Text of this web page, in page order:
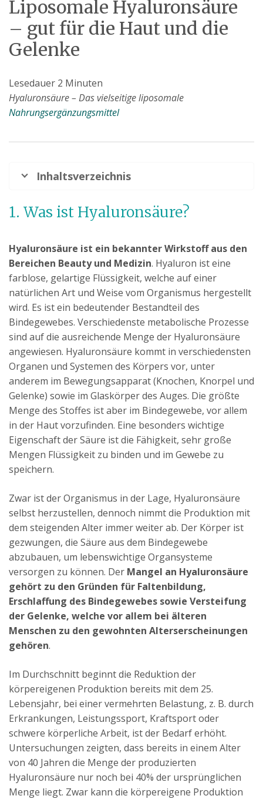
Liposomale Hyaluronsäure
– gut für die Haut und die
Gelenke
Lesedauer 2 Minuten
Hyaluronsäure – Das vielseitige liposomale
Nahrungsergänzungsmittel
Inhaltsverzeichnis
1. Was ist Hyaluronsäure?
Hyaluronsäure ist ein bekannter Wirkstoff aus den
Bereichen Beauty und Medizin. Hyaluron ist eine
farblose, gelartige Flüssigkeit, welche auf einer
natürlichen Art und Weise vom Organismus hergestellt
wird. Es ist ein bedeutender Bestandteil des
Bindegewebes. Verschiedenste metabolische Prozesse
sind auf die ausreichende Menge der Hyaluronsäure
angewiesen. Hyaluronsäure kommt in verschiedensten
Organen und Systemen des Körpers vor, unter
anderem im Bewegungsapparat (Knochen, Knorpel und
Gelenke) sowie im Glaskörper des Auges. Die größte
Menge des Stoffes ist aber im Bindegewebe, vor allem
in der Haut vorzufinden. Eine besonders wichtige
Eigenschaft der Säure ist die Fähigkeit, sehr große
Mengen Flüssigkeit zu binden und im Gewebe zu
speichern.
Zwar ist der Organismus in der Lage, Hyaluronsäure
selbst herzustellen, dennoch nimmt die Produktion mit
dem steigenden Alter immer weiter ab. Der Körper ist
gezwungen, die Säure aus dem Bindegewebe
abzubauen, um lebenswichtige Organsysteme
versorgen zu können. Der Mangel an Hyaluronsäure
gehört zu den Gründen für Faltenbildung,
Erschlaffung des Bindegewebes sowie Versteifung
der Gelenke, welche vor allem bei älteren
Menschen zu den gewohnten Alterserscheinungen
gehören.
Im Durchschnitt beginnt die Reduktion der
körpereigenen Produktion bereits mit dem 25.
Lebensjahr, bei einer vermehrten Belastung, z. B. durch
Erkrankungen, Leistungssport, Kraftsport oder
schwere körperliche Arbeit, ist der Bedarf erhöht.
Untersuchungen zeigten, dass bereits in einem Alter
von 40 Jahren die Menge der produzierten
Hyaluronsäure nur noch bei 40% der ursprünglichen
Menge liegt. Zwar kann die körpereigene Produktion